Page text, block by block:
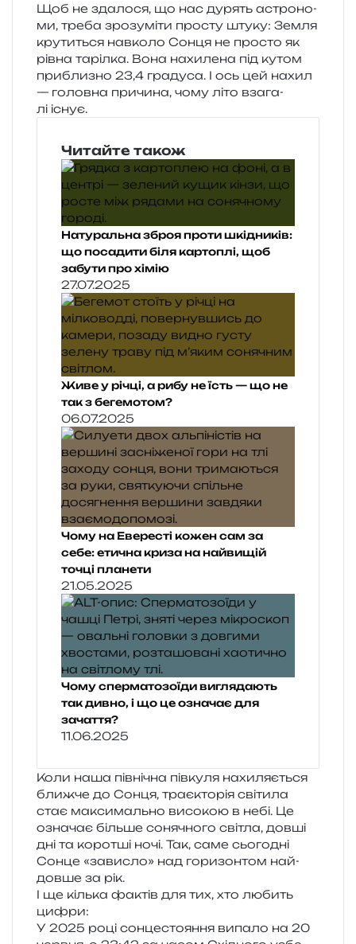
Щоб не зда­ло­ся, що нас дурять астро­но­
ми, треба зро­зу­мі­ти про­сту штуку: Земля
кру­ти­ться нав­ко­ло Сонця не про­сто як
рівна таріл­ка. Вона нахи­ле­на під кутом
при­бли­зно 23,4 гра­ду­са. І ось цей нахил
— голов­на при­чи­на, чому літо вза­га­
лі існує.
Читайте також
Натуральна зброя проти шкідників:
що посадити біля картоплі, щоб
забути про хімію
27.07.2025
Живе у річці, а рибу не їсть — що не
так з бегемотом?
06.07.2025
Чому на Евересті кожен сам за
себе: етична криза на найвищій
точці планети
21.05.2025
Чому сперматозоїди виглядають
так дивно, і що це означає для
зачаття?
11.06.2025
Коли наша пів­ні­чна пів­ку­ля нахи­ля­є­ться
ближ­че до Сонця, тра­є­кто­рія сві­ти­ла
стає макси­маль­но висо­кою в небі. Це
озна­чає біль­ше соня­чно­го сві­тла, довші
дні та коро­тші ночі. Так, саме сьо­го­дні
Сонце «зави­сло» над гори­зон­том най­
дов­ше за рік.
І ще кіль­ка фактів для тих, хто любить
цифри:
У 2025 році сон­це­сто­я­н­ня випа­ло на 20